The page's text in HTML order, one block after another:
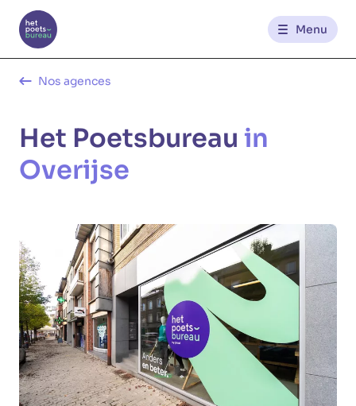
Menu
FR NL
Contact
Nos agences
Het Poetsbureau in
Overijse